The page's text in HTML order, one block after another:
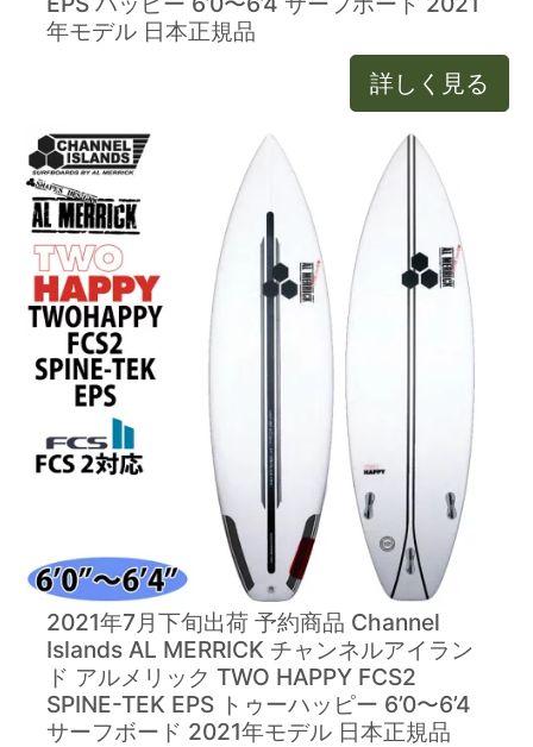
年モデル 日本正規品
詳しく見る
2021年7月下旬出荷 予約商品 Channel
Islands AL MERRICK チャンネルアイラン
ド アルメリック TWO HAPPY FCS2
SPINE-TEK EPS トゥーハッピー 6’0〜6’4
サーフボード 2021年モデル 日本正規品